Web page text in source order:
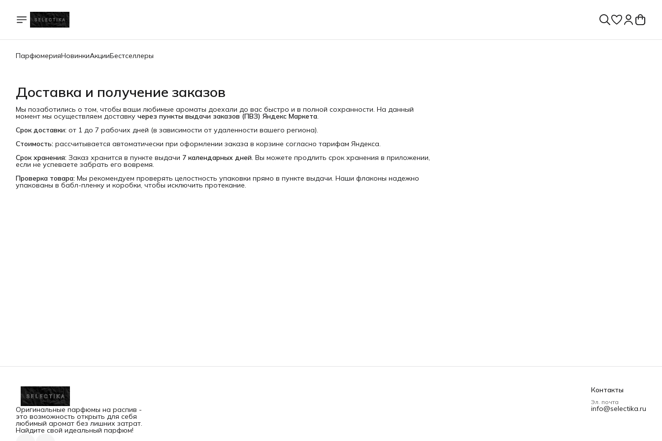
ПарфюмерияНовинкиАкцииБестселлеры
Доставка и получение заказов
Мы позаботились о том, чтобы ваши любимые ароматы доехали до вас быстро и в полной сохранности. На данный
момент мы осуществляем доставку через пункты выдачи заказов (ПВЗ) Яндекс Маркета.
Срок доставки: от 1 до 7 рабочих дней (в зависимости от удаленности вашего региона).
Стоимость: рассчитывается автоматически при оформлении заказа в корзине согласно тарифам Яндекса.
Срок хранения: Заказ хранится в пункте выдачи 7 календарных дней. Вы можете продлить срок хранения в приложении,
если не успеваете забрать его вовремя.
Проверка товара: Мы рекомендуем проверять целостность упаковки прямо в пункте выдачи. Наши флаконы надежно
упакованы в бабл-пленку и коробки, чтобы исключить протекание.
Оригинальные парфюмы на распив -
это возможность открыть для себя
любимый аромат без лишних затрат.
Найдите свой идеальный парфюм!
Контакты
Эл. почта
info@selectika.ru